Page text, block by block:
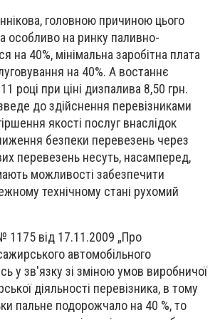
головною причиною цього
особливо на ринку паливно-
на 40%, мінімальна заробітна плата
на 40%. А востаннє
році при ціні дизпалива 8,50 грн.
до здійснення перевізниками
якості послуг внаслідок
безпеки перевезень через
перевезень несуть, насамперед,
можливості забезпечити
технічному стані рухомий
1175 від 17.11.2009 „Про
автомобільного
у зв'язку зі зміною умов виробничої
діяльності перевізника, в тому
пальне подорожчало на 40 %, то